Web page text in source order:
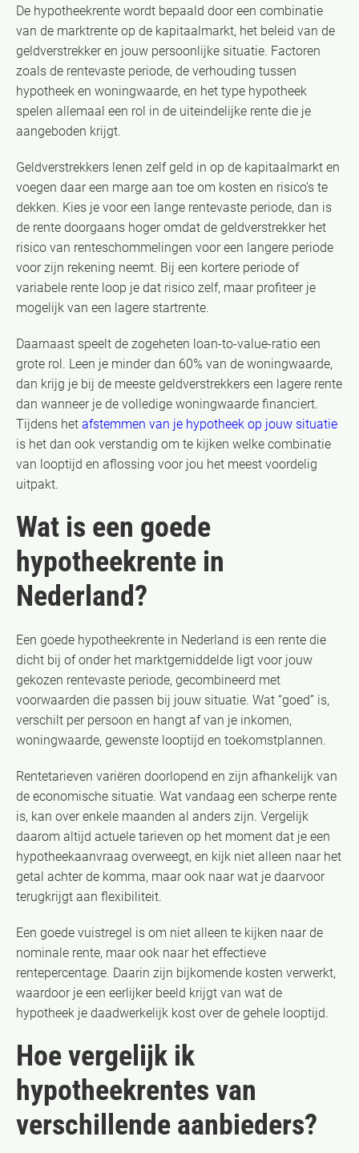
De hypotheekrente wordt bepaald door een combinatie
van de marktrente op de kapitaalmarkt, het beleid van de
geldverstrekker en jouw persoonlijke situatie. Factoren
zoals de rentevaste periode, de verhouding tussen
hypotheek en woningwaarde, en het type hypotheek
spelen allemaal een rol in de uiteindelijke rente die je
aangeboden krijgt.
Geldverstrekkers lenen zelf geld in op de kapitaalmarkt en
voegen daar een marge aan toe om kosten en risico’s te
dekken. Kies je voor een lange rentevaste periode, dan is
de rente doorgaans hoger omdat de geldverstrekker het
risico van renteschommelingen voor een langere periode
voor zijn rekening neemt. Bij een kortere periode of
variabele rente loop je dat risico zelf, maar profiteer je
mogelijk van een lagere startrente.
Daarnaast speelt de zogeheten loan-to-value-ratio een
grote rol. Leen je minder dan 60% van de woningwaarde,
dan krijg je bij de meeste geldverstrekkers een lagere rente
dan wanneer je de volledige woningwaarde financiert.
Tijdens het afstemmen van je hypotheek op jouw situatie
is het dan ook verstandig om te kijken welke combinatie
van looptijd en aflossing voor jou het meest voordelig
uitpakt.
Wat is een goede
hypotheekrente in
Nederland?
Een goede hypotheekrente in Nederland is een rente die
dicht bij of onder het marktgemiddelde ligt voor jouw
gekozen rentevaste periode, gecombineerd met
voorwaarden die passen bij jouw situatie. Wat “goed” is,
verschilt per persoon en hangt af van je inkomen,
woningwaarde, gewenste looptijd en toekomstplannen.
Rentetarieven variëren doorlopend en zijn afhankelijk van
de economische situatie. Wat vandaag een scherpe rente
is, kan over enkele maanden al anders zijn. Vergelijk
daarom altijd actuele tarieven op het moment dat je een
hypotheekaanvraag overweegt, en kijk niet alleen naar het
getal achter de komma, maar ook naar wat je daarvoor
terugkrijgt aan flexibiliteit.
Een goede vuistregel is om niet alleen te kijken naar de
nominale rente, maar ook naar het effectieve
rentepercentage. Daarin zijn bijkomende kosten verwerkt,
waardoor je een eerlijker beeld krijgt van wat de
hypotheek je daadwerkelijk kost over de gehele looptijd.
Hoe vergelijk ik
hypotheekrentes van
verschillende aanbieders?